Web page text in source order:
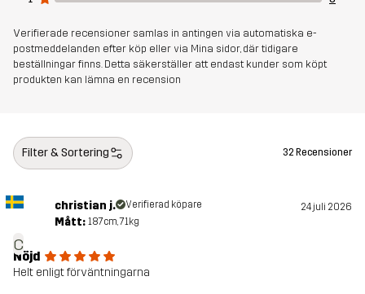
Verifierade recensioner samlas in antingen via automatiska e-
postmeddelanden efter köp eller via Mina sidor, där tidigare
beställningar finns. Detta säkerställer att endast kunder som köpt
produkten kan lämna en recension
Filter & Sortering 32 Recensioner
c
christian j. Verifierad köpare 24 juli 2026
Mått: 187cm, 71kg
Nöjd
Helt enligt förväntningarna